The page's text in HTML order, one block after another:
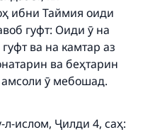
ибни Таймия оиди
гуфт: Оиди ӯ на
ва на камтар аз
ва беҳтарин
ӯ мебошад.
ислом, Ҷилди 4, саҳ: